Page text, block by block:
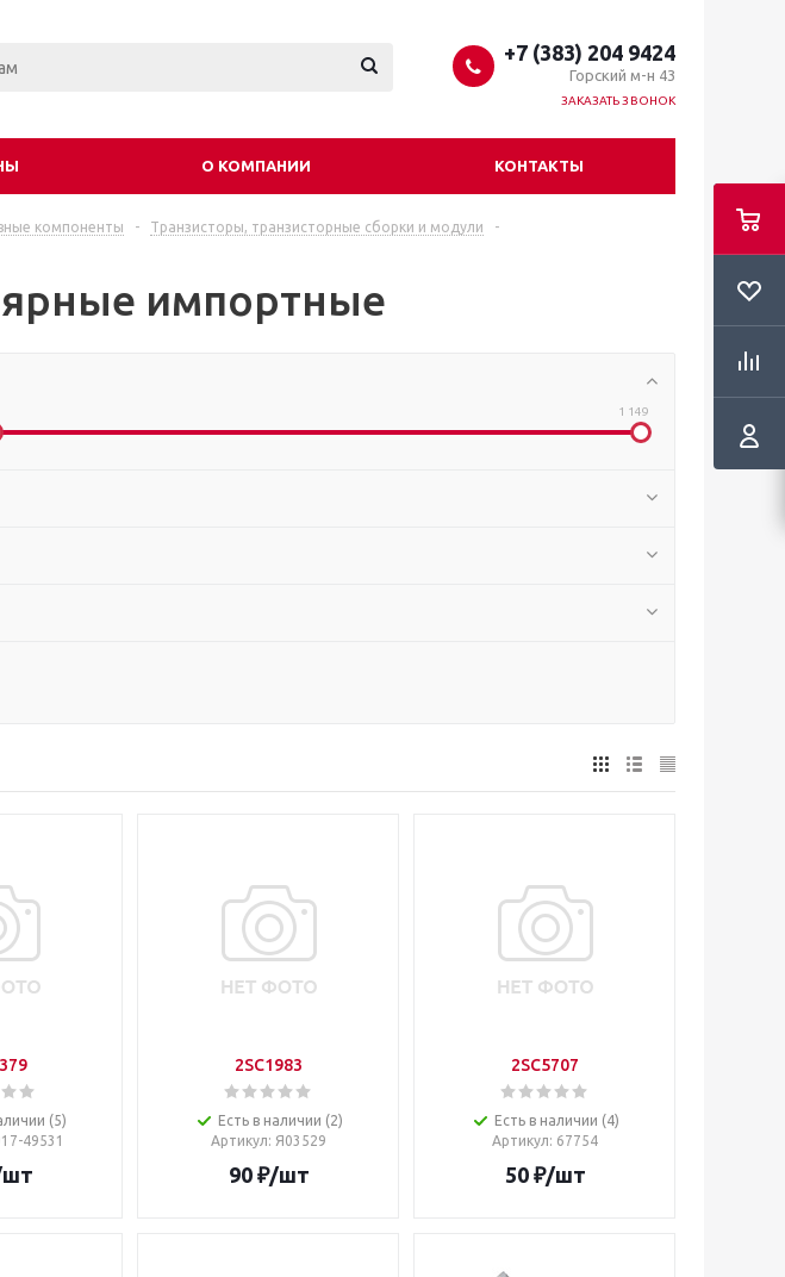
+7 (383) 204 9424
Горский м-н 43
ЗАКАЗАТЬ ЗВОНОК
О КОМПАНИИ КОНТАКТЫ
компоненты - Транзисторы, транзисторные сборки и модули
-
импортные
1 149
(5)
49531
2SC1983
Есть в наличии (2)
Артикул: Я03529
90₽/шт
2SC5707
Есть в наличии (4)
Артикул: 67754
50₽/шт